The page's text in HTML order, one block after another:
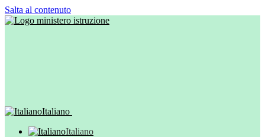
Salta al contenuto
Italiano
Italiano